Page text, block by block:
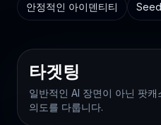
안정적인 아이덴티티
타겟팅
일반적인 AI 장면이 아닌 팟
의도를 다룹니다.